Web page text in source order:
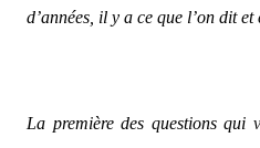
d’années, il y a ce que l’on dit et
La première des questions qui